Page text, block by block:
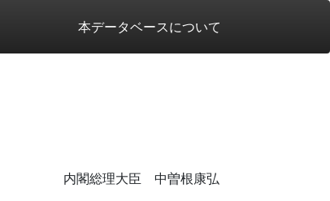
本データベースについて
内閣総理大臣 中曽根康弘